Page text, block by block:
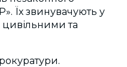
Їх звинувачують у
та